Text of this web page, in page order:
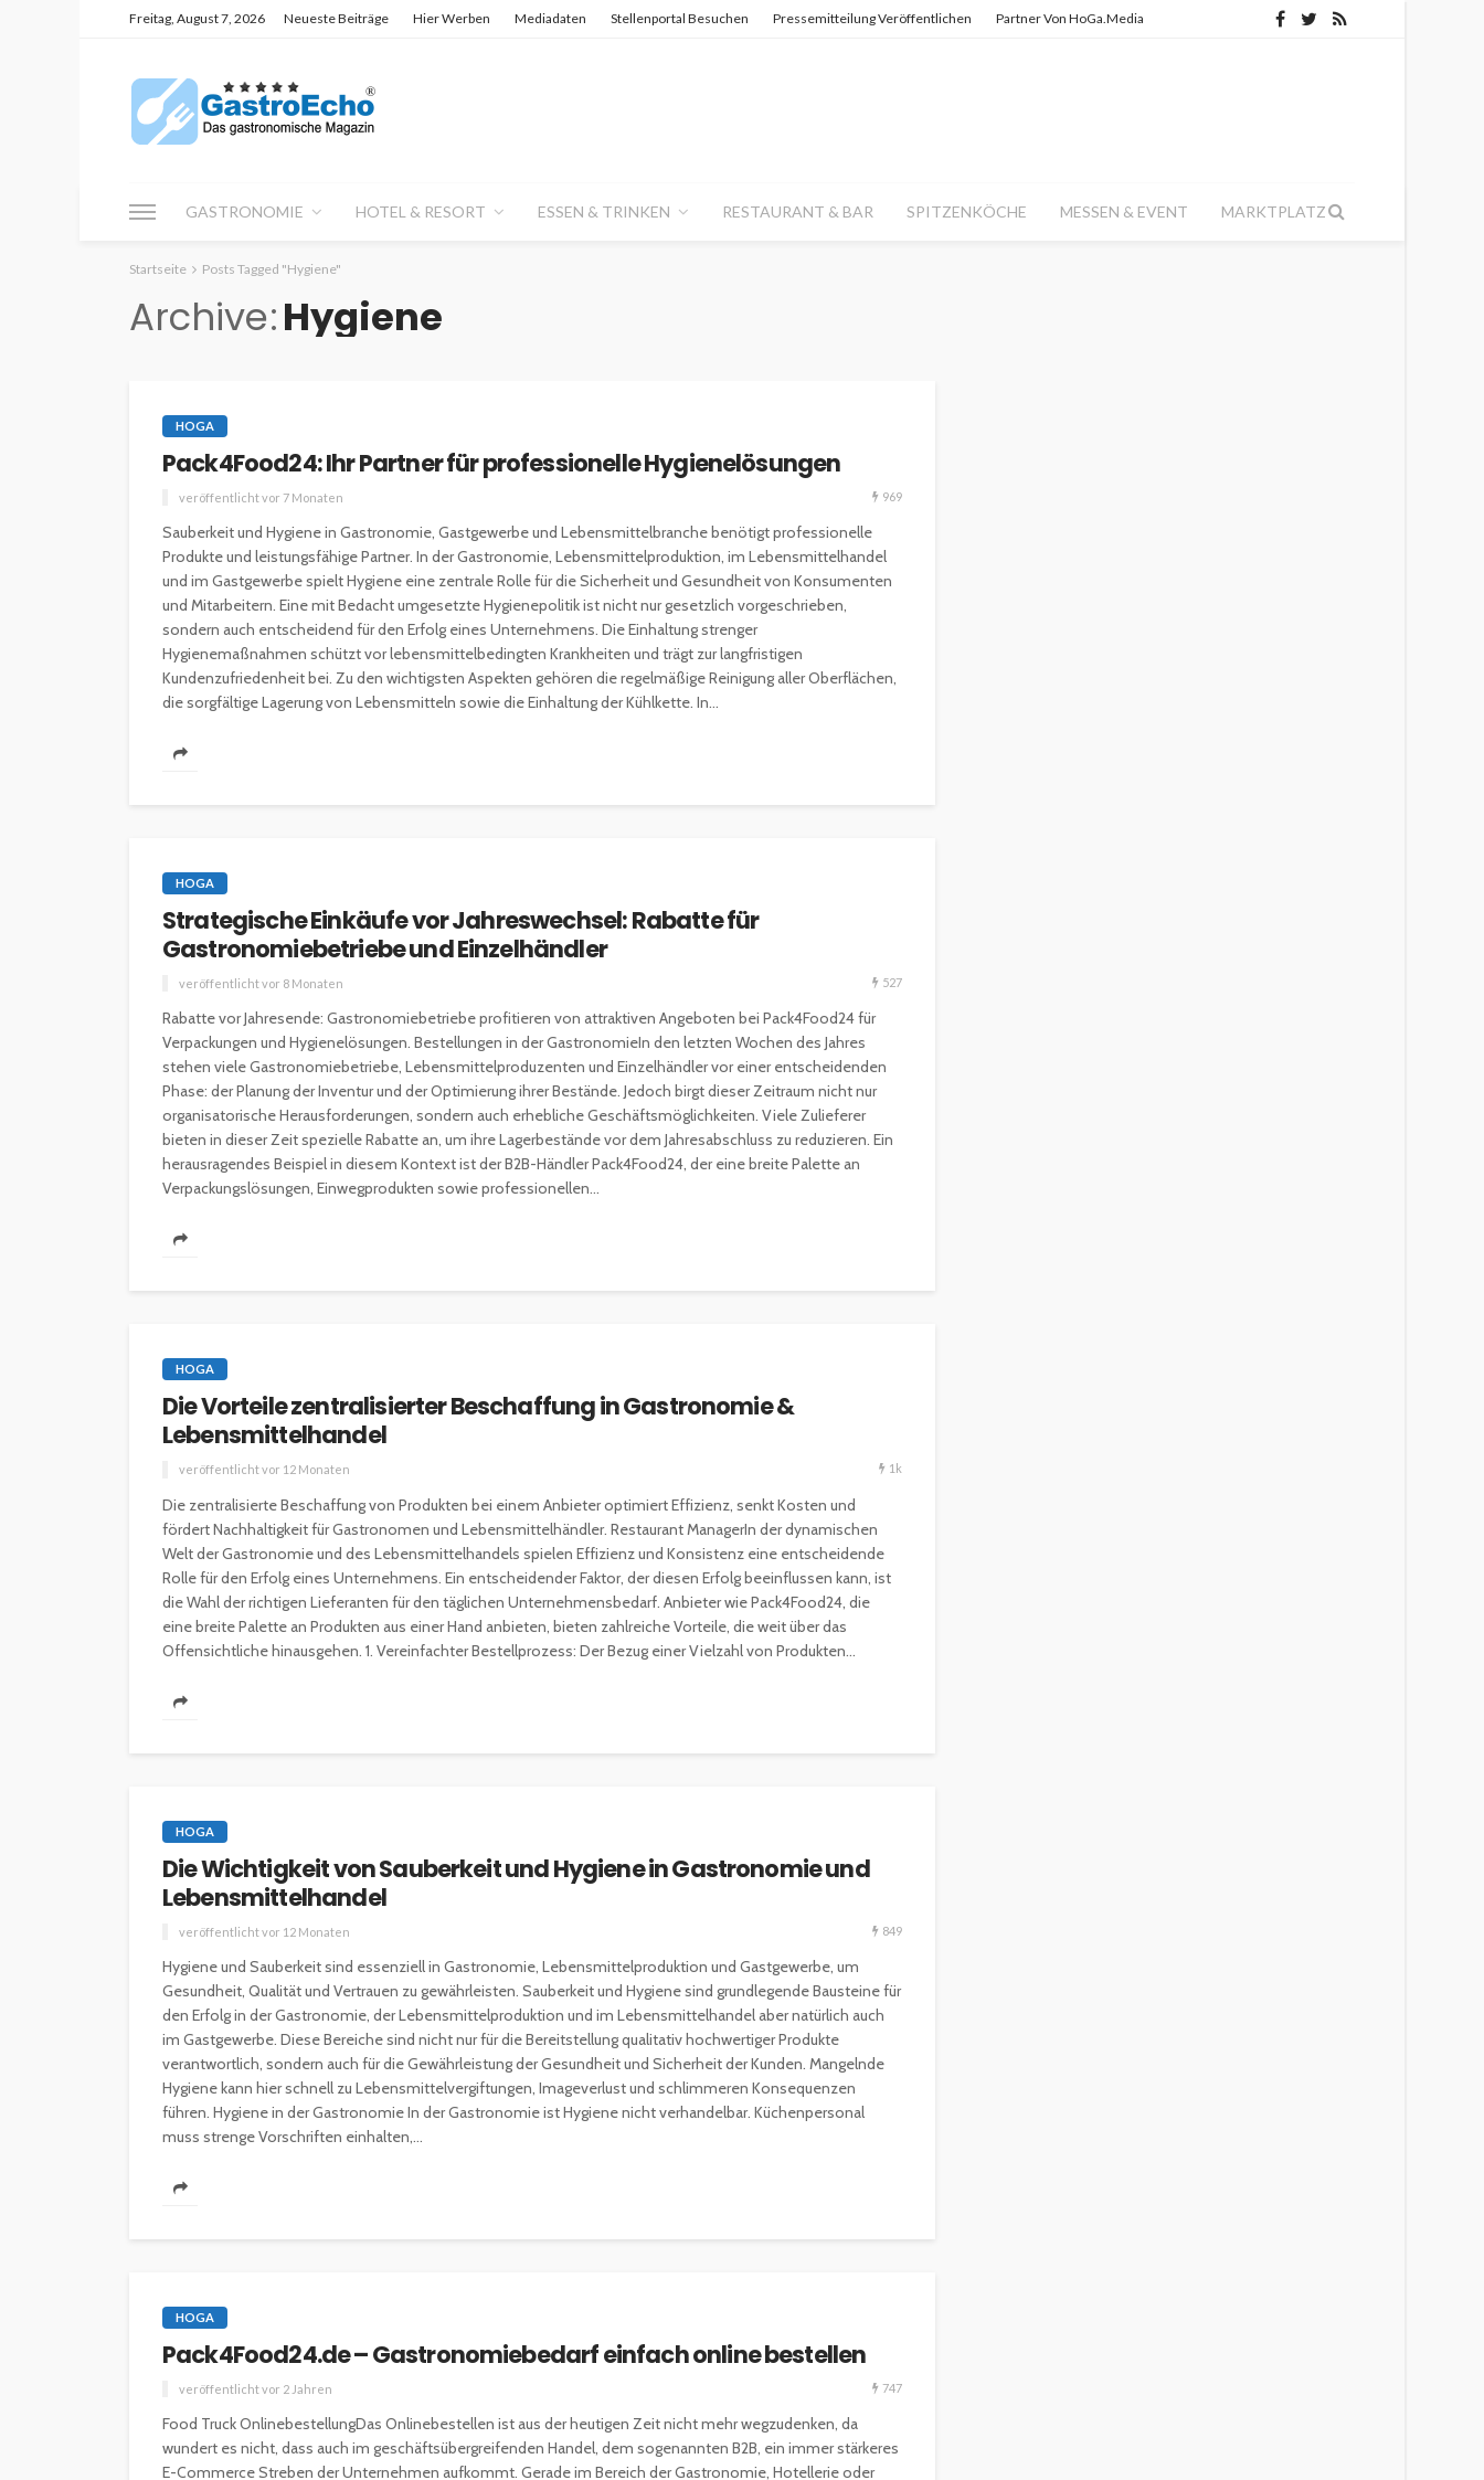
Freitag, August 7, 2026 Neueste Beiträge Hier Werben Mediadaten Stellenportal Besuchen Pressemitteilung Veröffentlichen Partner Von HoGa.Media
GASTRONOMIE HOTEL & RESORT ESSEN & TRINKEN RESTAURANT & BAR SPITZENKÖCHE MESSEN & EVENT MARKTPLATZ
Startseite Posts Tagged "Hygiene"
Archive Hygiene
HOGA
Pack4Food24: Ihr Partner für professionelle Hygienelösungen
veröffentlicht vor 7 Monaten 969
Sauberkeit und Hygiene in Gastronomie, Gastgewerbe und Lebensmittelbranche benötigt professionelle
Produkte und leistungsfähige Partner. In der Gastronomie, Lebensmittelproduktion, im Lebensmittelhandel
und im Gastgewerbe spielt Hygiene eine zentrale Rolle für die Sicherheit und Gesundheit von Konsumenten
und Mitarbeitern. Eine mit Bedacht umgesetzte Hygienepolitik ist nicht nur gesetzlich vorgeschrieben,
sondern auch entscheidend für den Erfolg eines Unternehmens. Die Einhaltung strenger
Hygienemaßnahmen schützt vor lebensmittelbedingten Krankheiten und trägt zur langfristigen
Kundenzufriedenheit bei. Zu den wichtigsten Aspekten gehören die regelmäßige Reinigung aller Oberflächen,
die sorgfältige Lagerung von Lebensmitteln sowie die Einhaltung der Kühlkette. In...
HOGA
Strategische Einkäufe vor Jahreswechsel: Rabatte für
Gastronomiebetriebe und Einzelhändler
veröffentlicht vor 8 Monaten 527
Rabatte vor Jahresende: Gastronomiebetriebe profitieren von attraktiven Angeboten bei Pack4Food24 für
Verpackungen und Hygienelösungen. Bestellungen in der GastronomieIn den letzten Wochen des Jahres
stehen viele Gastronomiebetriebe, Lebensmittelproduzenten und Einzelhändler vor einer entscheidenden
Phase: der Planung der Inventur und der Optimierung ihrer Bestände. Jedoch birgt dieser Zeitraum nicht nur
organisatorische Herausforderungen, sondern auch erhebliche Geschäftsmöglichkeiten. Viele Zulieferer
bieten in dieser Zeit spezielle Rabatte an, um ihre Lagerbestände vor dem Jahresabschluss zu reduzieren. Ein
herausragendes Beispiel in diesem Kontext ist der B2B-Händler Pack4Food24, der eine breite Palette an
Verpackungslösungen, Einwegprodukten sowie professionellen...
HOGA
Die Vorteile zentralisierter Beschaffung in Gastronomie &
Lebensmittelhandel
veröffentlicht vor 12 Monaten 1k
Die zentralisierte Beschaffung von Produkten bei einem Anbieter optimiert Effizienz, senkt Kosten und
fördert Nachhaltigkeit für Gastronomen und Lebensmittelhändler. Restaurant ManagerIn der dynamischen
Welt der Gastronomie und des Lebensmittelhandels spielen Effizienz und Konsistenz eine entscheidende
Rolle für den Erfolg eines Unternehmens. Ein entscheidender Faktor, der diesen Erfolg beeinflussen kann, ist
die Wahl der richtigen Lieferanten für den täglichen Unternehmensbedarf. Anbieter wie Pack4Food24, die
eine breite Palette an Produkten aus einer Hand anbieten, bieten zahlreiche Vorteile, die weit über das
Offensichtliche hinausgehen. 1. Vereinfachter Bestellprozess: Der Bezug einer Vielzahl von Produkten...
HOGA
Die Wichtigkeit von Sauberkeit und Hygiene in Gastronomie und
Lebensmittelhandel
veröffentlicht vor 12 Monaten 849
Hygiene und Sauberkeit sind essenziell in Gastronomie, Lebensmittelproduktion und Gastgewerbe, um
Gesundheit, Qualität und Vertrauen zu gewährleisten. Sauberkeit und Hygiene sind grundlegende Bausteine für
den Erfolg in der Gastronomie, der Lebensmittelproduktion und im Lebensmittelhandel aber natürlich auch
im Gastgewerbe. Diese Bereiche sind nicht nur für die Bereitstellung qualitativ hochwertiger Produkte
verantwortlich, sondern auch für die Gewährleistung der Gesundheit und Sicherheit der Kunden. Mangelnde
Hygiene kann hier schnell zu Lebensmittelvergiftungen, Imageverlust und schlimmeren Konsequenzen
führen. Hygiene in der Gastronomie In der Gastronomie ist Hygiene nicht verhandelbar. Küchenpersonal
muss strenge Vorschriften einhalten,...
HOGA
Pack4Food24.de – Gastronomiebedarf einfach online bestellen
veröffentlicht vor 2 Jahren 747
Food Truck OnlinebestellungDas Onlinebestellen ist aus der heutigen Zeit nicht mehr wegzudenken, da
wundert es nicht, dass auch im geschäftsübergreifenden Handel, dem sogenannten B2B, ein immer stärkeres
E-Commerce Streben der Unternehmen aufkommt. Gerade im Bereich der Gastronomie, Hotellerie oder